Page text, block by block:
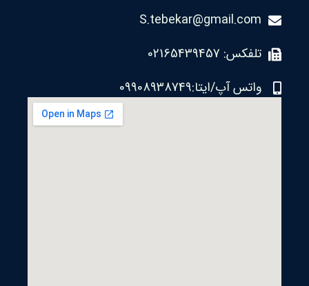
S.tebekar@gmail.com
تلفکس: 02165439457
واتس آپ/ایتا:09908938749